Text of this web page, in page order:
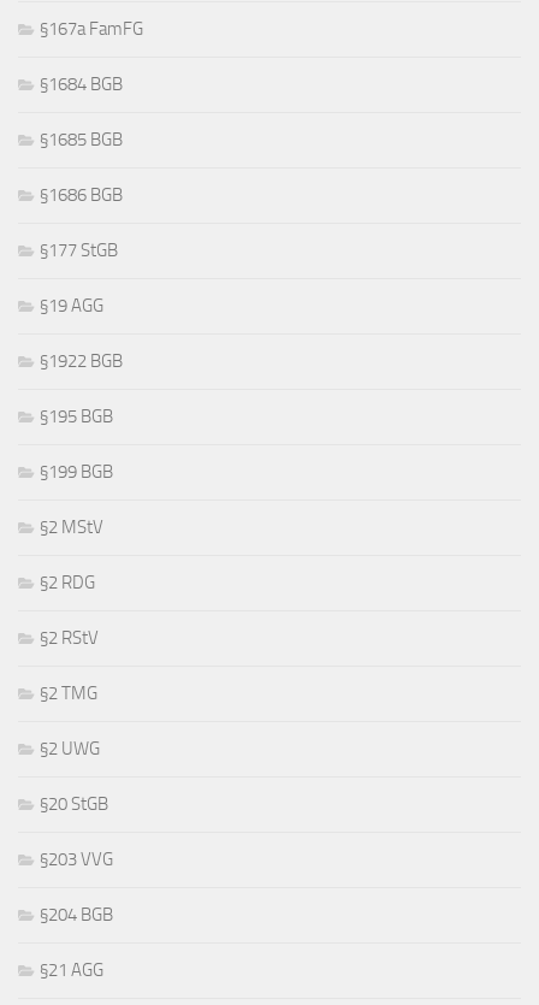
§167a FamFG
§1684 BGB
§1685 BGB
§1686 BGB
§177 StGB
§19 AGG
§1922 BGB
§195 BGB
§199 BGB
§2 MStV
§2 RDG
§2 RStV
§2 TMG
§2 UWG
§20 StGB
§203 VVG
§204 BGB
§21 AGG